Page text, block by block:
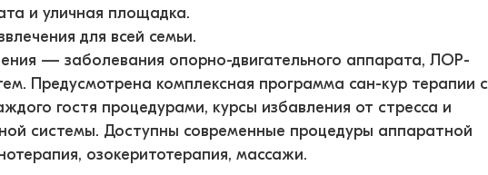
и уличная площадка.
для всей семьи.
— заболевания опорно-двигательного аппарата, ЛОР-
Предусмотрена комплексная программа сан-кур терапии с
гостя процедурами, курсы избавления от стресса и
системы. Доступны современные процедуры аппаратной
озокеритотерапия, массажи.